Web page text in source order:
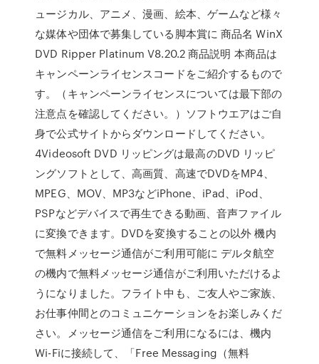
ュージカル、アニメ、漫画、絵本、ゲームなど様々
な媒体や団体で募集している脚本賞に 商品名 WinX
DVD Ripper Platinum V8.20.2 商品説明 本商品は
キャンペーンライセンスコードをご紹介するもので
す。（キャンペーンライセンスについては最下部の
注意点を確認してください。）ソフトウエアはご自
身で公式サイトからダウンロードしてください。
4Videosoft DVD リッピングは最高のDVD リッピ
ングソフトとして、高画質、高速でDVDをMP4、
MPEG、MOV、MP3などiPhone、iPad、iPod、
PSPなどデバイスで再生できる動画、音声ファイル
に変換できます。DVDを変換することの以外 機内
で無料メッセージ通信がご利用可能に デルタ航空
の機内で無料メッセージ通信がご利用いただけるよ
うになりました。フライト中も、ご友人やご家族、
お仕事仲間とのコミュニケーションをお楽しみくだ
さい。メッセージ通信をご利用になるには、機内
Wi-Fiに接続して、「Free Messaging（無料